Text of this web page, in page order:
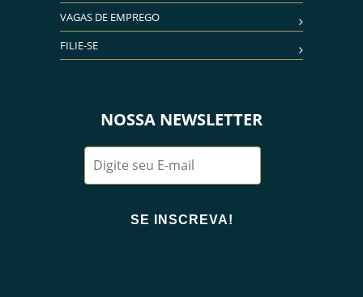
VAGAS DE EMPREGO
FILIE-SE
NOSSA NEWSLETTER